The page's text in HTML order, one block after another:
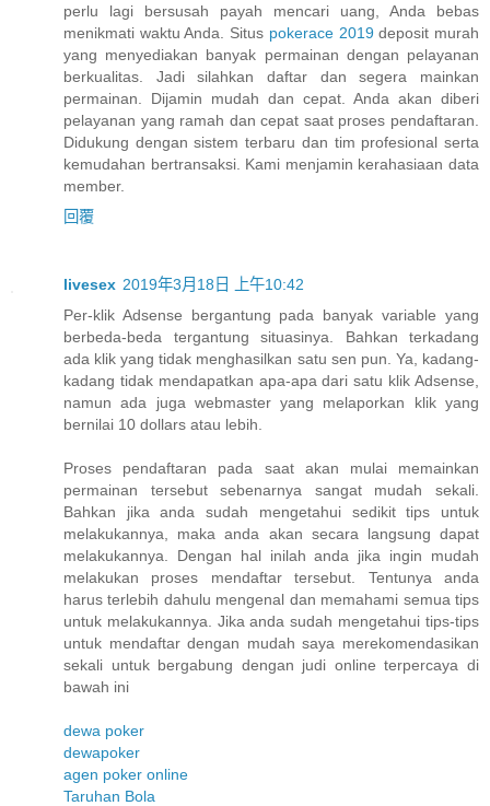
perlu lagi bersusah payah mencari uang, Anda bebas
menikmati waktu Anda. Situs pokerace 2019deposit murah
yang menyediakan banyak permainan dengan pelayanan
berkualitas. Jadi silahkan daftar dan segera mainkan
permainan. Dijamin mudah dan cepat. Anda akan diberi
pelayanan yang ramah dan cepat saat proses pendaftaran.
Didukung dengan sistem terbaru dan tim profesional serta
kemudahan bertransaksi. Kami menjamin kerahasiaan data
member.
回覆
livesex 2019年3月18日 上午10:42
Per-klik Adsense bergantung pada banyak variable yang
berbeda-beda tergantung situasinya. Bahkan terkadang
ada klik yang tidak menghasilkan satu sen pun. Ya, kadang-
kadang tidak mendapatkan apa-apa dari satu klik Adsense,
namun ada juga webmaster yang melaporkan klik yang
bernilai 10 dollars atau lebih.
Proses pendaftaran pada saat akan mulai memainkan
permainan tersebut sebenarnya sangat mudah sekali.
Bahkan jika anda sudah mengetahui sedikit tips untuk
melakukannya, maka anda akan secara langsung dapat
melakukannya. Dengan hal inilah anda jika ingin mudah
melakukan proses mendaftar tersebut. Tentunya anda
harus terlebih dahulu mengenal dan memahami semua tips
untuk melakukannya. Jika anda sudah mengetahui tips-tips
untuk mendaftar dengan mudah saya merekomendasikan
sekali untuk bergabung dengan judi online terpercaya di
bawah ini
dewa poker
dewapoker
agen poker online
Taruhan Bola